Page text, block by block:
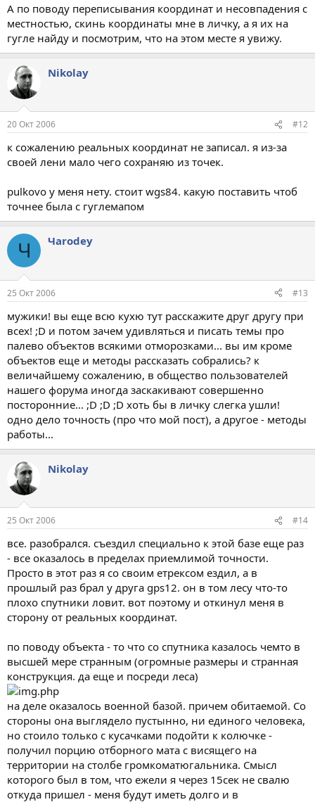
А по поводу переписывания координат и несовпадения с
местностью, скинь координаты мне в личку, а я их на
гугле найду и посмотрим, что на этом месте я увижу.
Nikolay
20 Окт 2006 #12
к сожалению реальных координат не записал. я из-за
своей лени мало чего сохраняю из точек.
pulkovo у меня нету. стоит wgs84. какую поставить чтоб
точнее была с гуглемапом
Ч Чarodey
25 Окт 2006 #13
мужики! вы еще всю кухю тут расскажите друг другу при
всех! ;D и потом зачем удивляться и писать темы про
палево объектов всякими отморозками... вы им кроме
объектов еще и методы рассказать собрались? к
величайшему сожалению, в общество пользователей
нашего форума иногда заскакивают совершенно
посторонние... ;D ;D ;D хоть бы в личку слегка ушли!
одно дело точность (про что мой пост), а другое - методы
работы...
Nikolay
25 Окт 2006 #14
все. разобрался. съездил специально к этой базе еще раз
- все оказалось в пределах приемлимой точности.
Просто в этот раз я со своим етрексом ездил, а в
прошлый раз брал у друга gps12. он в том лесу что-то
плохо спутники ловит. вот поэтому и откинул меня в
сторону от реальных координат.
по поводу объекта - то что со спутника казалось чемто в
высшей мере странным (огромные размеры и странная
конструкция. да еще и посреди леса)
на деле оказалось военной базой. причем обитаемой. Со
стороны она выглядело пустынно, ни единого человека,
но стоило только с кусачками подойти к колючке -
получил порцию отборного мата с висящего на
территории на столбе громкоматюгальника. Смысл
которого был в том, что ежели я через 15сек не свалю
откуда пришел - меня будут иметь долго и в